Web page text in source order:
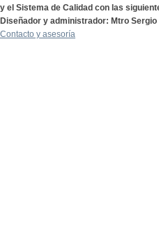
y el Sistema de Calidad con las
Diseñador y administrador: Mtro
Contacto y asesoría